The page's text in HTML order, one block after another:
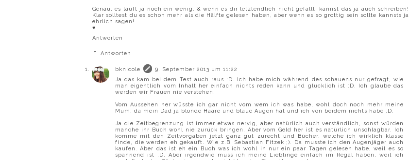
Genau, es läuft ja noch ein wenig. & wenn es dir letztendlich nicht gefällt, kannst das ja auch schreiben!
Klar solltest du es schon mehr als die Hälfte gelesen haben, aber wenn es so grottig sein sollte kannsts ja
ehrlich sagen!
♥
Antworten
Antworten
bknicole
9. September 2013 um 11:22
Ja das kam bei dem Test auch raus :D. Ich habe mich während des schauens nur gefragt, wie
man eigentlich vom Inhalt her einfach nichts reden kann und glücklich ist :D. Ich glaube das
werden wir Frauen nie verstehen.
Vom Aussehen her wüsste ich gar nicht vom wem ich was habe, wohl doch noch mehr meine
Mum, da mein Dad ja blonde Haare und blaue Augen hat und ich von beidem nichts habe :D.
Ja die Zeitbegrenzung ist immer etwas nervig, aber natürlich auch verständlich, sonst würden
manche ihr Buch wohl nie zurück bringen. Aber vom Geld her ist es natürlich unschlagbar. Ich
komme mit den Zeitvorgaben jetzt ganz gut zurecht und Bücher, welche ich wirklich klasse
finde, die werden eh gekauft. Wie z.B. Sebastian Fitzek ;). Da musste ich den Augenjäger auch
kaufen. Aber das ist eh ein Buch was ich wohl in nur ein paar Tagen gelesen habe, weil es so
spannend ist :D. Aber irgendwie muss ich meine Lieblinge einfach im Regal haben, weil ich